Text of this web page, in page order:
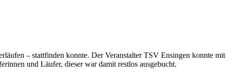
– stattfinden konnte. Der Veranstalter TSV Ensingen konnte mit
und Läufer, dieser war damit restlos ausgebucht.